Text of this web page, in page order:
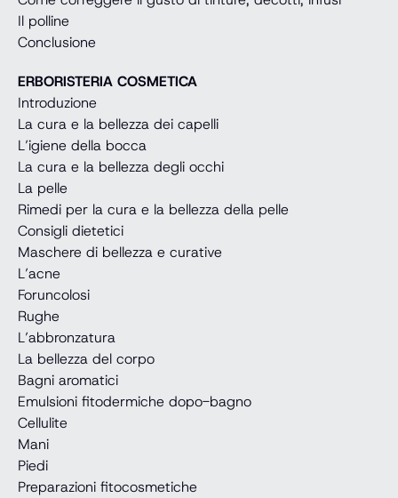
Il polline
Conclusione
ERBORISTERIA COSMETICA
Introduzione
La cura e la bellezza dei capelli
L’igiene della bocca
La cura e la bellezza degli occhi
La pelle
Rimedi per la cura e la bellezza della pelle
Consigli dietetici
Maschere di bellezza e curative
L’acne
Foruncolosi
Rughe
L’abbronzatura
La bellezza del corpo
Bagni aromatici
Emulsioni fitodermiche dopo-bagno
Cellulite
Mani
Piedi
Preparazioni fitocosmetiche